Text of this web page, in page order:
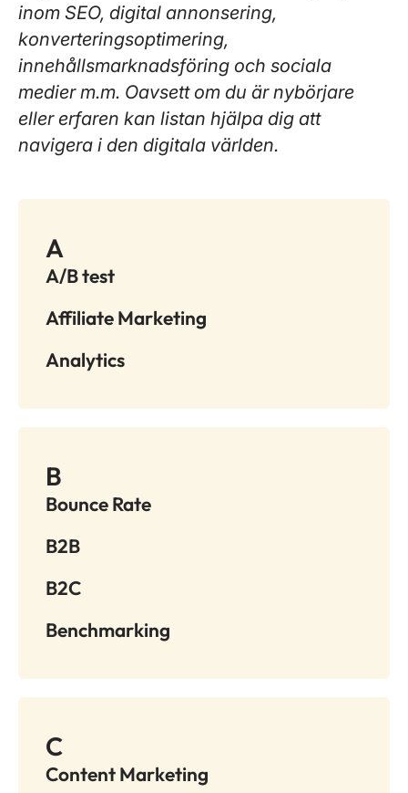
inom SEO, digital annonsering,
konverteringsoptimering,
innehållsmarknadsföring och sociala
medier m.m. Oavsett om du är nybörjare
eller erfaren kan listan hjälpa dig att
navigera i den digitala världen.
A
A/B test
Affiliate Marketing
Analytics
B
Bounce Rate
B2B
B2C
Benchmarking
C
Content Marketing